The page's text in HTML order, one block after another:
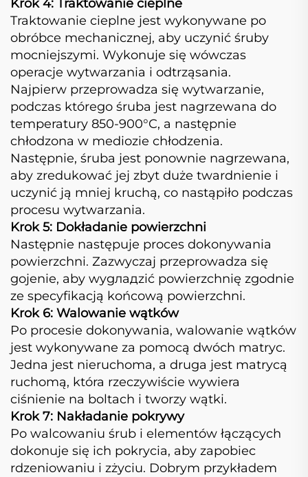
Krok 4: Traktowanie cieplne
Traktowanie cieplne jest wykonywane po
obróbce mechanicznej, aby uczynić śruby
mocniejszymi. Wykonuje się wówczas
operacje wytwarzania i odtrząsania.
Najpierw przeprowadza się wytwarzanie,
podczas którego śruba jest nagrzewana do
temperatury 850-900°C, a następnie
chłodzona w mediozie chłodzenia.
Następnie, śruba jest ponownie nagrzewana,
aby zredukować jej zbyt duże twardnienie i
uczynić ją mniej kruchą, co nastąpiło podczas
procesu wytwarzania.
Krok 5: Dokładanie powierzchni
Następnie następuje proces dokonywania
powierzchni. Zazwyczaj przeprowadza się
gojenie, aby wygладzić powierzchnię zgodnie
ze specyfikacją końcową powierzchni.
Krok 6: Walowanie wątków
Po procesie dokonywania, walowanie wątków
jest wykonywane za pomocą dwóch matryc.
Jedna jest nieruchoma, a druga jest matrycą
ruchomą, która rzeczywiście wywiera
ciśnienie na boltach i tworzy wątki.
Krok 7: Nakładanie pokrywy
Po walcowaniu śrub i elementów łączących
dokonuje się ich pokrycia, aby zapobiec
rdzeniowaniu i zżyciu. Dobrym przykładem